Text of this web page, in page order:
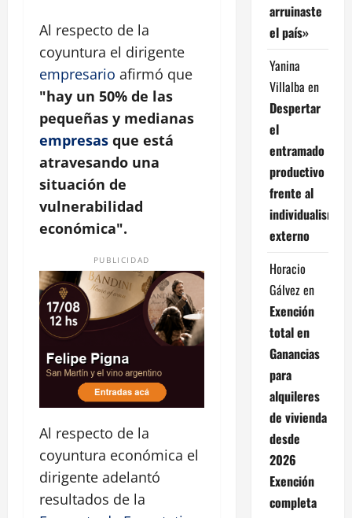
Al respecto de la
coyuntura el dirigente
empresario afirmó que
"hay un 50% de las
pequeñas y medianas
empresas que está
atravesando una
situación de
vulnerabilidad
económica".
PUBLICIDAD
Al respecto de la
coyuntura económica el
dirigente adelantó
resultados de la
arruinaste
el país»
Yanina
Villalba en
Despertar
el
entramado
productivo
frente al
individualismo
externo
Horacio
Gálvezen
Exención
total en
Ganancias
para
alquileres
de vivienda
desde
2026
Exención
completa